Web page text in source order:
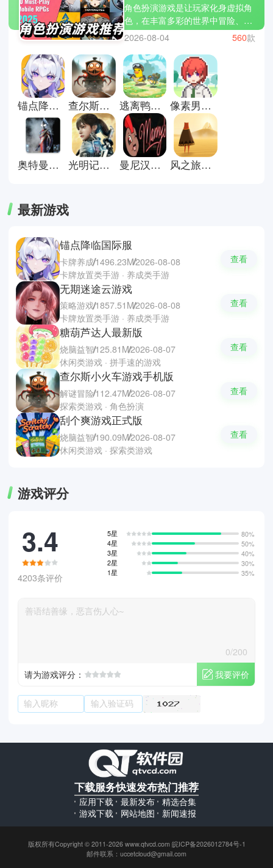
角色扮演游戏是让玩家化身虚拟角
色，在丰富多彩的世界中冒险、成
长和探索的游戏类型，例如最终幻
想、巫师3狂猎、原神等。你可以
通过完成任务、培养技能、收集装
备，与各种NPC互动或挑战强大敌
人，在游戏中书写属于自己的故
事。每一次冒险都是智力与操作的
双重考验，策略、战斗、剧情交
织，让你在虚拟世界中自由驰骋。
立即下载角色扮演游戏大全，开启
你的英雄旅程，感受属于你的奇幻
冒险！
2026-08-04 560款
锚点降临国际服 查尔斯小火车游戏手机版 逃离鸭科夫正版 像素男友中文版
奥特曼格斗进化重生直装版 光明记忆无限手游 曼尼汉堡店手机版 风之旅人安卓版
最新游戏
锚点降临国际服
卡牌养成1496.23M2026-08-08
卡牌放置类手游 · 养成类手游
查看
无期迷途云游戏
策略游戏1857.51M2026-08-08
卡牌放置类手游 · 养成类手游
查看
糖葫芦达人最新版
烧脑益智125.81M2026-08-07
休闲类游戏 · 拼手速的游戏
查看
查尔斯小火车游戏手机版
解谜冒险112.47M2026-08-07
探索类游戏 · 角色扮演
查看
刮个爽游戏正式版
烧脑益智190.09M2026-08-07
休闲类游戏 · 探索类游戏
查看
游戏评分
3.4
4203条评价
5星
80%
4星
50%
3星
40%
2星
30%
1星
35%
0/200
请为游戏评分：
我要评价
下载服务
应用下载
游戏下载
快速发布
最新发布
网站地图
热门推荐
精选合集
新闻速报
版权所有Copyright © 2011-2026 www.qtvcd.com 皖ICP备2026012784号-1
邮件联系：uccetcloud@gmail.com